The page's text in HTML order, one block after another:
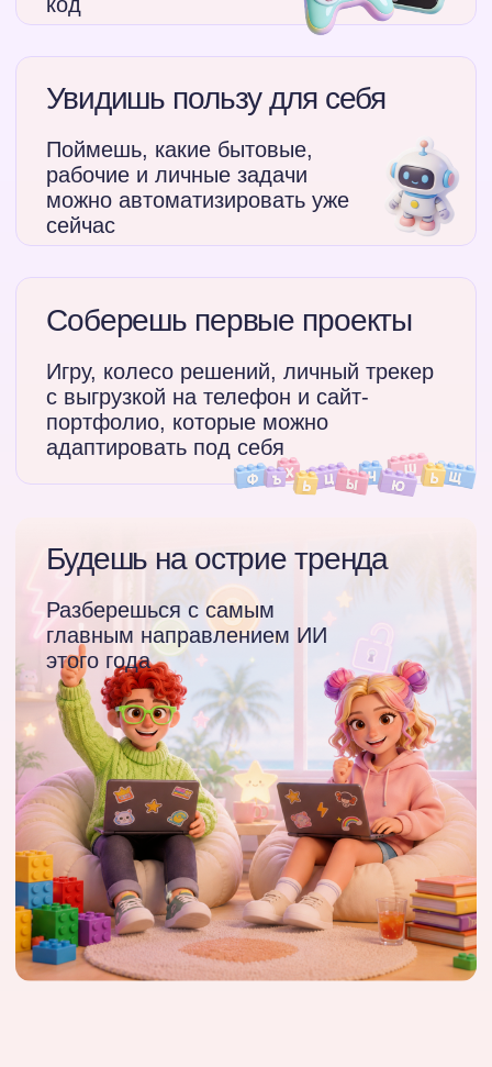
Техника безопасности
Как подготовиться к вебинарам
делать в каждые из дней
«Популярные сервисы
вайб-кодера»
первого проекта»
Методичка
Методичка
Методичка
Забрать уроки
День 2
Первый вау-эффект:
игра и колесо
решений
Создаем простую игру
Поиграем?
Вебинар с Кимом